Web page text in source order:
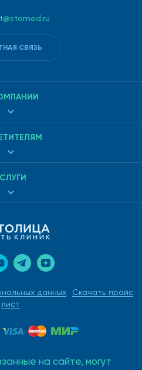
данных
Скачать прайс
лист
СВЯЗЬ
на сайте, могут